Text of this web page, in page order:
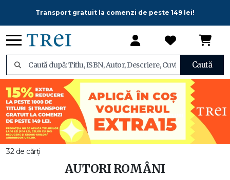
Transport gratuit la comenzi de peste 149 lei!
Caută
32 de cărți
AUTORI ROMÂNI